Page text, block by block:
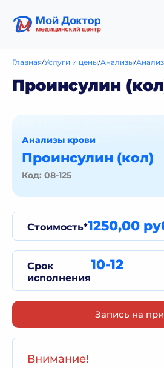
Главная Услуги и цены Анализы
Проинсулин
Проинсулин (кол)
Код: 08-125
Анализы крови
Стоимость*1250,00
Срок
исполнения
10-12
Запись на
Внимание!